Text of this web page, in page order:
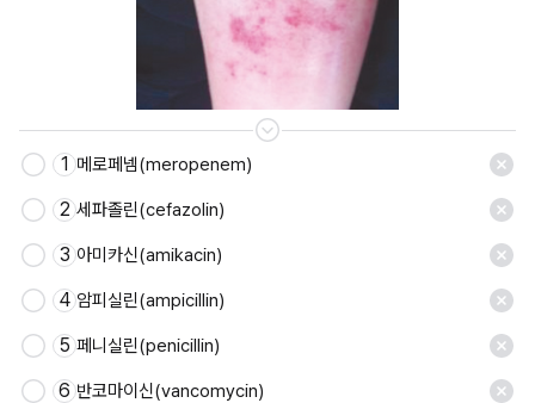
1 메로페넴(meropenem)
2 세파졸린(cefazolin)
3 아미카신(amikacin)
4 암피실린(ampicillin)
5 페니실린(penicillin)
6 반코마이신(vancomycin)